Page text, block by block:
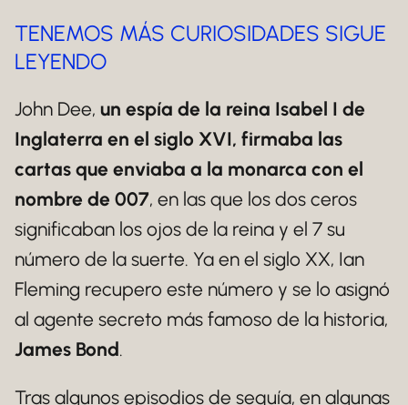
TENEMOS MÁS CURIOSIDADES SIGUE
LEYENDO
John Dee, un espía de la reina Isabel I de
Inglaterra en el siglo XVI, firmaba las
cartas que enviaba a la monarca con el
nombre de 007, en las que los dos ceros
significaban los ojos de la reina y el 7 su
número de la suerte. Ya en el siglo XX, Ian
Fleming recupero este número y se lo asignó
al agente secreto más famoso de la historia,
James Bond.
Tras algunos episodios de sequía, en algunas